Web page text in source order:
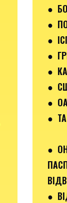
●
●
●
●
●
●
●
●
●
●